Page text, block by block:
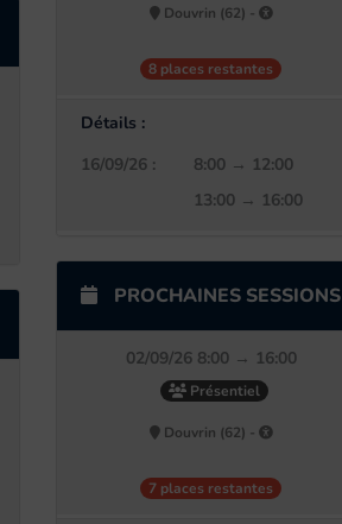
Douvrin (62) -
8 places restantes
Détails :
16/09/26 :
8:00 → 12:00
13:00 → 16:00
PROCHAINES SESSIONS
02/09/26 8:00 → 16:00
Présentiel
Douvrin (62) -
7 places restantes